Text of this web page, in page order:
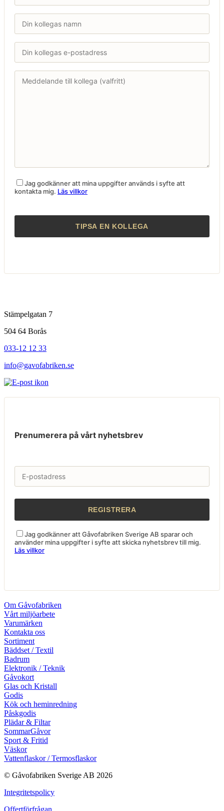
Jag godkänner att mina uppgifter används i syfte att
kontakta mig. Läs villkor
Stämpelgatan 7
504 64 Borås
033-12 12 33
info@gavofabriken.se
Prenumerera på vårt nyhetsbrev
Jag godkänner att Gåvofabriken Sverige AB sparar och
använder mina uppgifter i syfte att skicka nyhetsbrev till mig.
Läs villkor
Om Gåvofabriken
Vårt miljöarbete
Varumärken
Kontakta oss
Sortiment
Bäddset / Textil
Badrum
Elektronik / Teknik
Gåvokort
Glas och Kristall
Godis
Kök och heminredning
Påskgodis
Plädar & Filtar
SommarGåvor
Sport & Fritid
Väskor
Vattenflaskor / Termosflaskor
© Gåvofabriken Sverige AB 2026
Integritetspolicy
Offertförfrågan